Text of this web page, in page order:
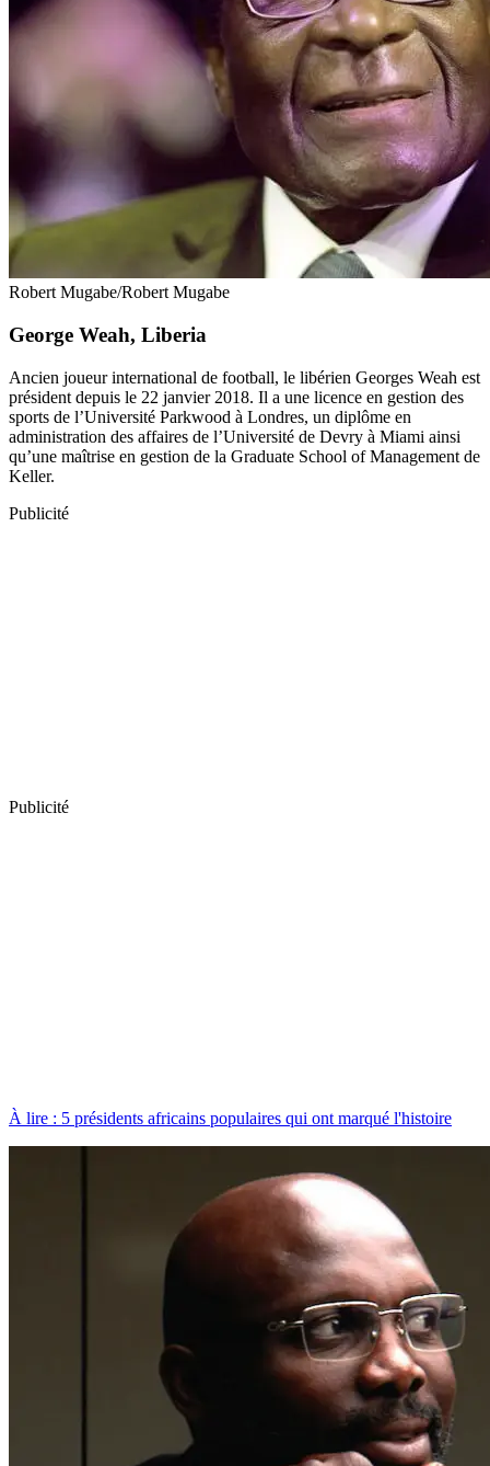
Robert Mugabe/Robert Mugabe
George Weah, Liberia
Ancien joueur international de football, le libérien Georges Weah est
président depuis le 22 janvier 2018. Il a une licence en gestion des
sports de l’Université Parkwood à Londres, un diplôme en
administration des affaires de l’Université de Devry à Miami ainsi
qu’une maîtrise en gestion de la Graduate School of Management de
Keller.
Publicité
Publicité
À lire : 5 présidents africains populaires qui ont marqué l'histoire